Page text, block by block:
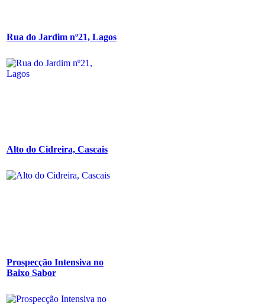
Rua do Jardim nº21, Lagos
Alto do Cidreira, Cascais
Prospecção Intensiva no
Baixo Sabor